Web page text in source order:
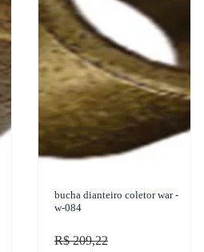
bucha dianteiro coletor war -
w-084
R$ 209,22